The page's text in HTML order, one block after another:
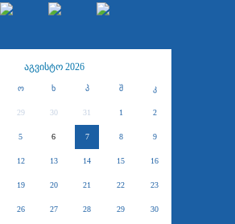
აგვისტო 2026
ო ხ პ შ კ
29 30 31 1 2
5 6 7 8 9
12 13 14 15 16
19 20 21 22 23
26 27 28 29 30